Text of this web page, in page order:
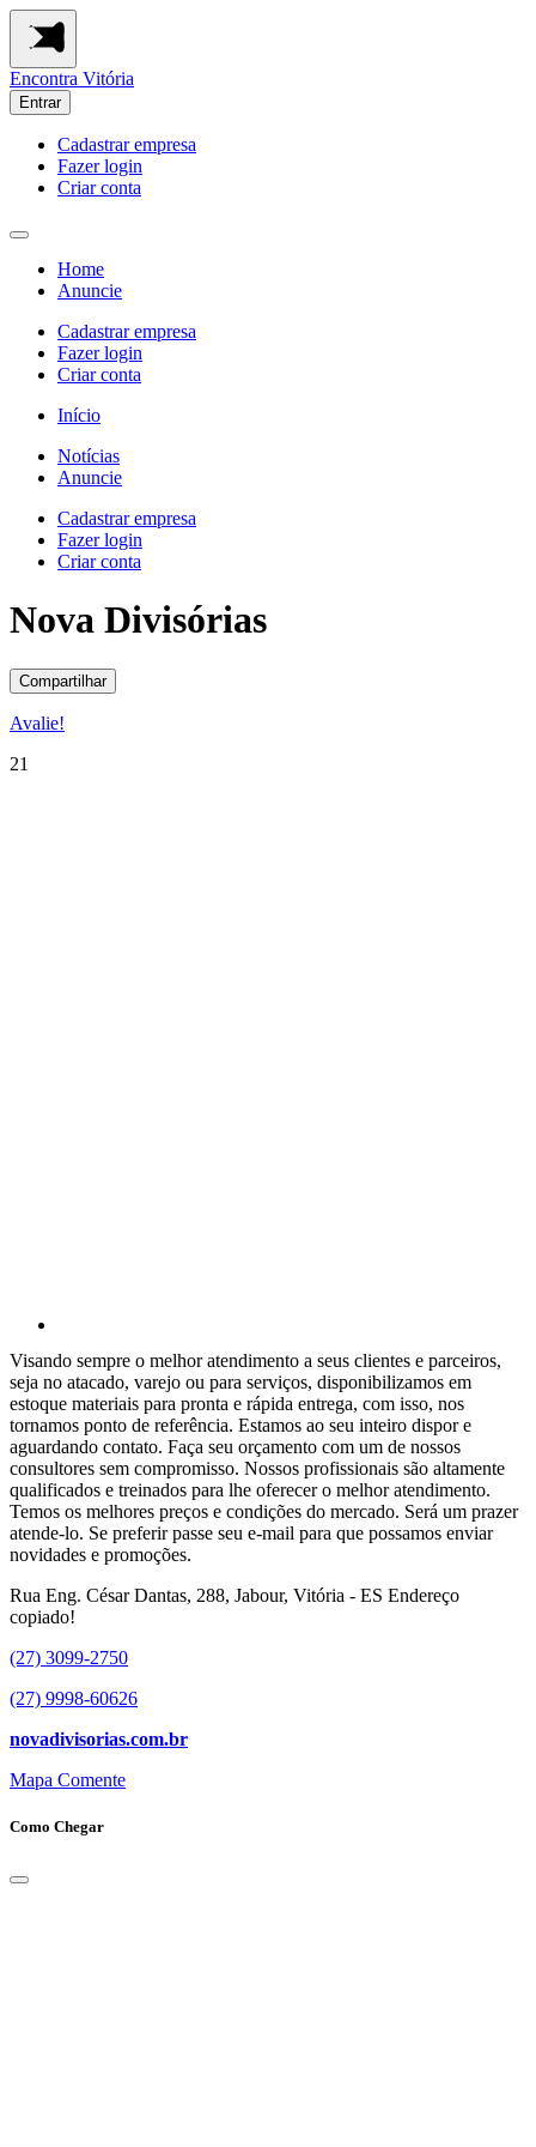
Encontra Vitória
Entrar
Cadastrar empresa
Fazer login
Criar conta
Home
Anuncie
Cadastrar empresa
Fazer login
Criar conta
Início
Notícias
Anuncie
Cadastrar empresa
Fazer login
Criar conta
Nova Divisórias
Compartilhar
Avalie!
21
Visando sempre o melhor atendimento a seus clientes e parceiros,
seja no atacado, varejo ou para serviços, disponibilizamos em
estoque materiais para pronta e rápida entrega, com isso, nos
tornamos ponto de referência. Estamos ao seu inteiro dispor e
aguardando contato. Faça seu orçamento com um de nossos
consultores sem compromisso. Nossos profissionais são altamente
qualificados e treinados para lhe oferecer o melhor atendimento.
Temos os melhores preços e condições do mercado. Será um prazer
atende-lo. Se preferir passe seu e-mail para que possamos enviar
novidades e promoções.
Rua Eng. César Dantas, 288, Jabour, Vitória - ES Endereço
copiado!
(27) 3099-2750
(27) 9998-60626
novadivisorias.com.br
Mapa Comente
Como Chegar